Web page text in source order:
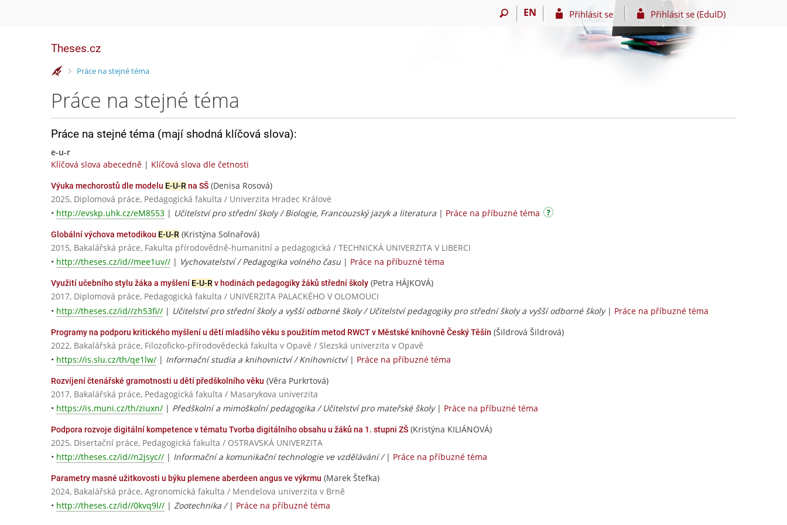
EN Přihlásit se Přihlásit se (EduID)
Theses.cz
>Práce na stejné téma
Práce na stejné téma
Práce na stejné téma (mají shodná klíčová slova):
e-u-r
Klíčová slova abecedně | Klíčová slova dle četnosti
Výuka mechorostů dle modelu E-U-R na SŠ (Denisa Rosová)
2025, Diplomová práce, Pedagogická fakulta / Univerzita Hradec Králové
• http://evskp.uhk.cz/eM8553 | Učitelství pro střední školy / Biologie, Francouzský jazyk a literatura | Práce na příbuzné téma
Globální výchova metodikou E-U-R (Kristýna Solnařová)
2015, Bakalářská práce, Fakulta přírodovědně-humanitní a pedagogická / TECHNICKÁ UNIVERZITA V LIBERCI
• http://theses.cz/id//mee1uv// | Vychovatelství / Pedagogika volného času | Práce na příbuzné téma
Využití učebního stylu žáka a myšlení E-U-Rv hodinách pedagogiky žáků střední školy (Petra HÁJKOVÁ)
2017, Diplomová práce, Pedagogická fakulta / UNIVERZITA PALACKÉHO V OLOMOUCI
• http://theses.cz/id//zh53fi// | Učitelství pro střední školy a vyšší odborné školy / Učitelství pedagogiky pro střední školy a vyšší odborné školy| Práce na příbuzné téma
Programy na podporu kritického myšlení u dětí mladšího věku s použitím metod RWCT v Městské knihovně Český Těšín (Šildrová Šildrová)
2022, Bakalářská práce, Filozoficko-přírodovědecká fakulta v Opavě / Slezská univerzita v Opavě
• https://is.slu.cz/th/qe1lw/ | Informační studia a knihovnictví / Knihovnictví| Práce na příbuzné téma
Rozvíjení čtenářské gramotnosti u dětí předškolního věku (Věra Purkrtová)
2017, Bakalářská práce, Pedagogická fakulta / Masarykova univerzita
• https://is.muni.cz/th/ziuxn/ | Předškolní a mimoškolní pedagogika / Učitelství pro mateřské školy| Práce na příbuzné téma
Podpora rozvoje digitální kompetence v tématu Tvorba digitálního obsahu u žáků na 1. stupni ZŠ (Kristýna KILIÁNOVÁ)
2025, Disertační práce, Pedagogická fakulta / OSTRAVSKÁ UNIVERZITA
• http://theses.cz/id//n2jsyc// | Informační a komunikační technologie ve vzdělávání / | Práce na příbuzné téma
Parametry masné užitkovosti u býku plemene aberdeen angus ve výkrmu (Marek Štefka)
2024, Bakalářská práce, Agronomická fakulta / Mendelova univerzita v Brně
• http://theses.cz/id//0kvq9l// | Zootechnika / | Práce na příbuzné téma